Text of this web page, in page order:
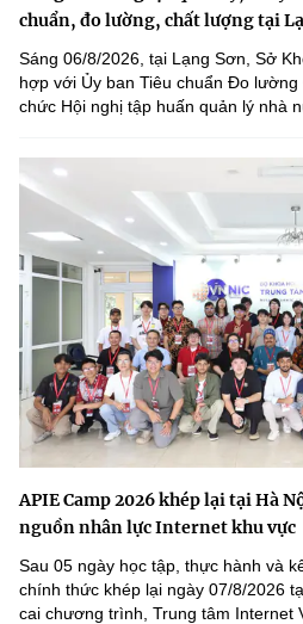
chuẩn, đo lường, chất lượng tại
Sáng 06/8/2026, tại Lạng Sơn, Sở
hợp với Ủy ban Tiêu chuẩn Đo
chức Hội nghị tập huấn quản lý nhà
APIE Camp 2026 khép lại tại Hà
nguồn nhân lực Internet khu vực
Sau 05 ngày học tập, thực hành và
chính thức khép lại ngày 07/8/2026
cai chương trình, Trung tâm Internet